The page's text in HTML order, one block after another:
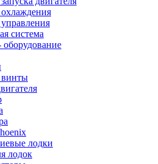
система
оборудование
винты
лодки
лодок